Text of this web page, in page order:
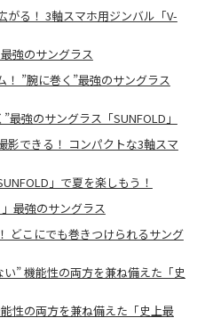
る！ 3軸スマホ用ジンバル「V-
強のサングラス
”腕に巻く”最強のサングラス
強のサングラス「SUNFOLD」
影できる！ コンパクトな3軸スマ
」で夏を楽しもう！
最強のサングラス
どこにでも巻きつけられるサング
” 機能性の両方を兼ね備えた「史
性の両方を兼ね備えた「史上最